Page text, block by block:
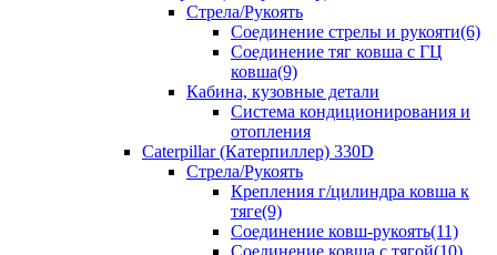
Стрела/Рукоять
Соединение стрелы и рукояти(6)
Соединение тяг ковша с ГЦ
ковша(9)
Кабина, кузовные детали
Система кондиционирования и
отопления
Caterpillar (Катерпиллер) 330D
Стрела/Рукоять
Крепления г/цилиндра ковша к
тяге(9)
Соединение ковш-рукоять(11)
Соединение ковша с тягой(10)